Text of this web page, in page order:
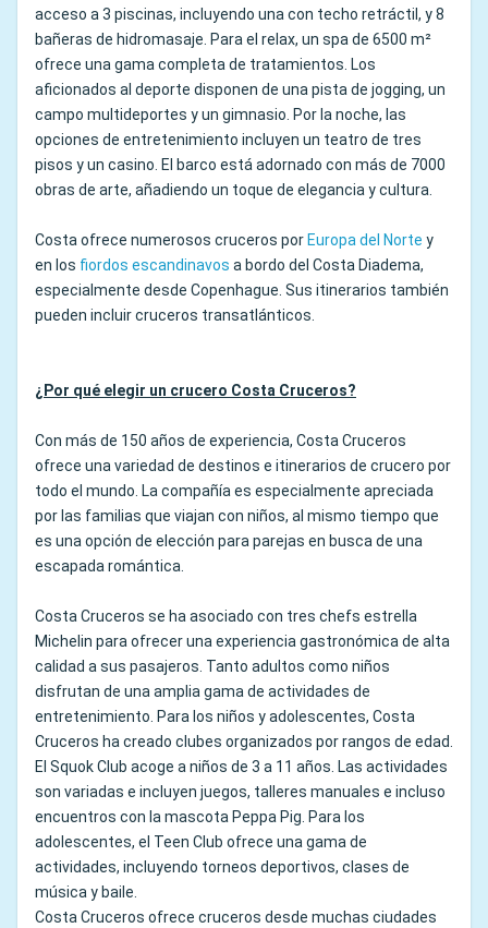
acceso a 3 piscinas, incluyendo una con techo retráctil, y 8
bañeras de hidromasaje. Para el relax, un spa de 6500 m²
ofrece una gama completa de tratamientos. Los
aficionados al deporte disponen de una pista de jogging, un
campo multideportes y un gimnasio. Por la noche, las
opciones de entretenimiento incluyen un teatro de tres
pisos y un casino. El barco está adornado con más de 7000
obras de arte, añadiendo un toque de elegancia y cultura.
Costa ofrece numerosos cruceros por Europa del Norte y
en los fiordos escandinavos a bordo del Costa Diadema,
especialmente desde Copenhague. Sus itinerarios también
pueden incluir cruceros transatlánticos.
¿Por qué elegir un crucero Costa Cruceros?
Con más de 150 años de experiencia, Costa Cruceros
ofrece una variedad de destinos e itinerarios de crucero por
todo el mundo. La compañía es especialmente apreciada
por las familias que viajan con niños, al mismo tiempo que
es una opción de elección para parejas en busca de una
escapada romántica.
Costa Cruceros se ha asociado con tres chefs estrella
Michelin para ofrecer una experiencia gastronómica de alta
calidad a sus pasajeros. Tanto adultos como niños
disfrutan de una amplia gama de actividades de
entretenimiento. Para los niños y adolescentes, Costa
Cruceros ha creado clubes organizados por rangos de edad.
El Squok Club acoge a niños de 3 a 11 años. Las actividades
son variadas e incluyen juegos, talleres manuales e incluso
encuentros con la mascota Peppa Pig. Para los
adolescentes, el Teen Club ofrece una gama de
actividades, incluyendo torneos deportivos, clases de
música y baile.
Costa Cruceros ofrece cruceros desde muchas ciudades